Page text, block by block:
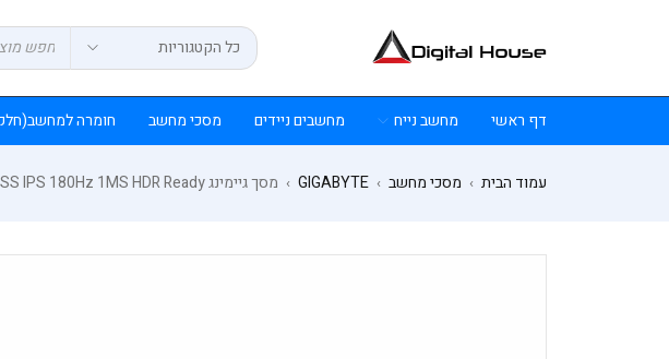
דף ראשי מחשב נייח מחשבים ניידים מסכי מחשב חומרה
עמוד הבית › מסכי מחשב ›
GIGABYTE
› מסך גיימינג Gigabyte GS27QA QHD SS IPS 180Hz 1MS HDR Ready